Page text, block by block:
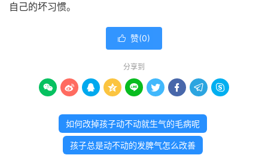
自己的坏习惯。
 赞(0)
分享到
        
如何改掉孩子动不动就生气的毛病呢
孩子总是动不动的发脾气怎么改善